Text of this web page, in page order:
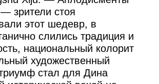
зрители стоя
этот шедевр, в
слились традиция и
национальный колорит
художественный
стал для Дина